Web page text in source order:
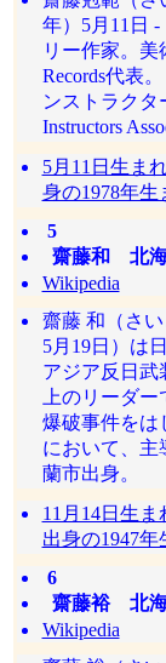
年）5月11日
リー作家。美
Records代表
ンストラクタ
Instructors
5月11日生ま
身の1978年生
5
齋藤和 北
Wikipedia
齋藤 和（さい
5月19日）は
アジア反日武
上のリーダ
爆破事件をは
において、主
蘭市出身。
11月14日生ま
出身の1947年
6
齋藤裕 北
Wikipedia